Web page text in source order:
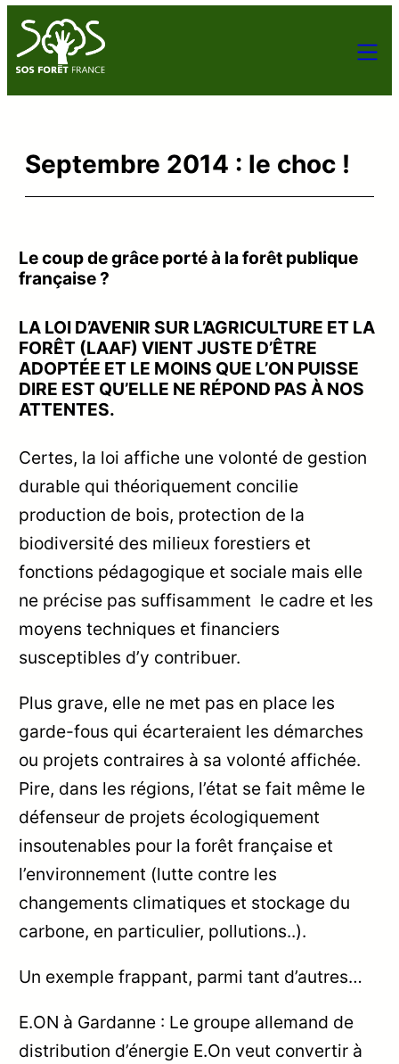
Septembre 2014 : le choc !
Le coup de grâce porté à la forêt publique
française ?
LA LOI D’AVENIR SUR L’AGRICULTURE ET LA
FORÊT (LAAF) VIENT JUSTE D’ÊTRE
ADOPTÉE ET LE MOINS QUE L’ON PUISSE
DIRE EST QU’ELLE NE RÉPOND PAS À NOS
ATTENTES.
Certes, la loi affiche une volonté de gestion
durable qui théoriquement concilie
production de bois, protection de la
biodiversité des milieux forestiers et
fonctions pédagogique et sociale mais elle
ne précise pas suffisamment le cadre et les
moyens techniques et financiers
susceptibles d’y contribuer.
Plus grave, elle ne met pas en place les
garde-fous qui écarteraient les démarches
ou projets contraires à sa volonté affichée.
Pire, dans les régions, l’état se fait même le
défenseur de projets écologiquement
insoutenables pour la forêt française et
l’environnement (lutte contre les
changements climatiques et stockage du
carbone, en particulier, pollutions..).
Un exemple frappant, parmi tant d’autres…
E.ON à Gardanne : Le groupe allemand de
distribution d’énergie E.On veut convertir à